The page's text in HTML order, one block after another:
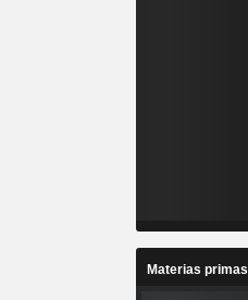
Materias primas